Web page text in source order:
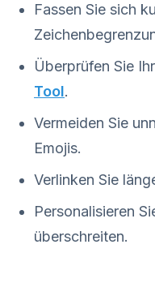
Fassen Sie sich
Überprüfen Sie
Tool.
Vermeiden Sie
Emojis.
Verlinken Sie
Personalisieren
überschreiten.